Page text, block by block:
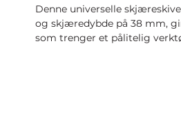
Denne universelle
og skjæredybde på 38 mm,
som trenger et pålitelig